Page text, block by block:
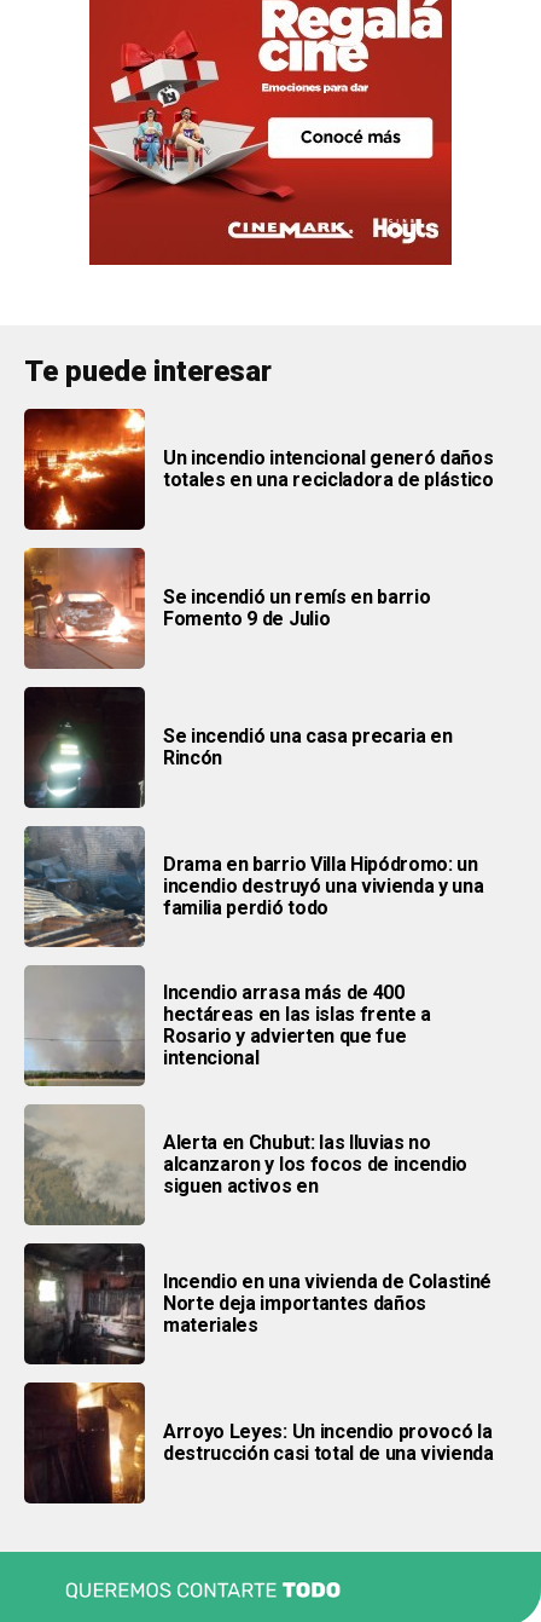
Te puede interesar
Un incendio intencional generó daños
totales en una recicladora de plástico
Se incendió un remís en barrio
Fomento 9 de Julio
Se incendió una casa precaria en
Rincón
Drama en barrio Villa Hipódromo: un
incendio destruyó una vivienda y una
familia perdió todo
Incendio arrasa más de 400
hectáreas en las islas frente a
Rosario y advierten que fue
intencional
Alerta en Chubut: las lluvias no
alcanzaron y los focos de incendio
siguen activos en
Incendio en una vivienda de Colastiné
Norte deja importantes daños
materiales
Arroyo Leyes: Un incendio provocó la
destrucción casi total de una vivienda